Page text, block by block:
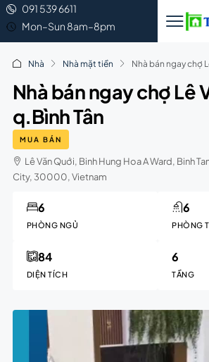
091 539 6611
Mon–Sun 8am–8pm
Nhà Nhà mặt tiền Nhà bán ngay chợ
Nhà bán ngay chợ Lê
q.Bình Tân
MUA BÁN
Lê Văn Quới, Binh Hung Hoa A Ward, Binh
City, 30000, Vietnam
PHÒNG NGỦ
6
PHÒNG
6
DIỆN TÍCH
84
TẦNG
6